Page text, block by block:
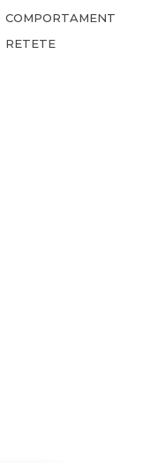
COMPORTAMENT
RETETE